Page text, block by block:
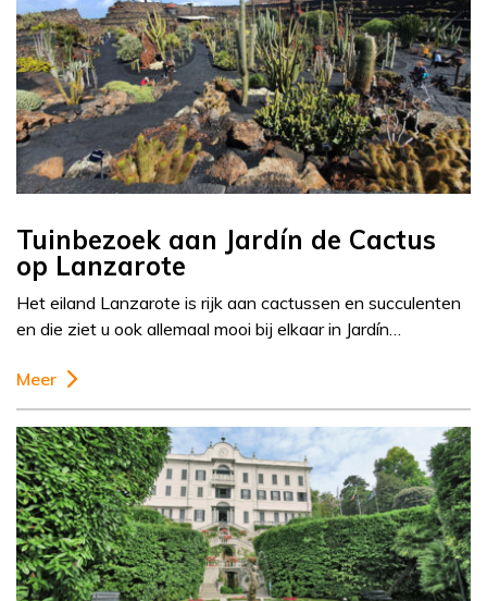
Tuinbezoek aan Jardín de Cactus
op Lanzarote
Het eiland Lanzarote is rijk aan cactussen en succulenten
en die ziet u ook allemaal mooi bij elkaar in Jardín…
Meer